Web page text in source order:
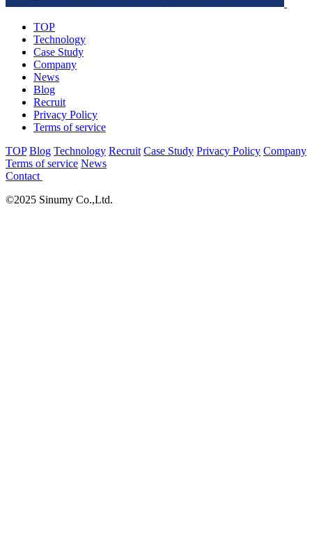
TOP
Technology
Case Study
Company
News
Blog
Recruit
Privacy Policy
Terms of service
TOP Blog Technology Recruit Case Study Privacy Policy Company
Terms of service News
Contact
©2025 Sinumy Co.,Ltd.